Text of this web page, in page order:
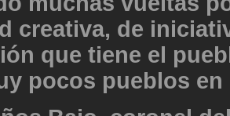
creativa, de
que tiene el
pocos pueblos en